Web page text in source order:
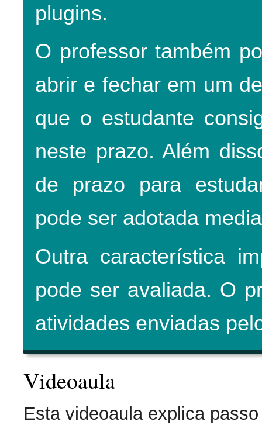
plugins.
O professor também
abrir e fechar em um
que o estudante
neste prazo. Além
de prazo para
pode ser adotada
Outra característica
pode ser avaliada. O
atividades enviadas
Videoaula
Esta videoaula explica